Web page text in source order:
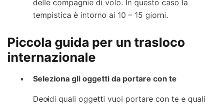
delle compagnie di volo. In questo caso la
tempistica è intorno ai 10 – 15 giorni.
Piccola guida per un trasloco
internazionale
Seleziona gli oggetti da portare con te
Decidi quali oggetti vuoi portare con te e quali